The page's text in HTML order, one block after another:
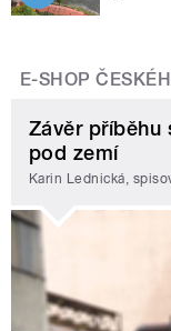
E-SHOP
Závěr příběhu
pod zemí
Karin Lednická,